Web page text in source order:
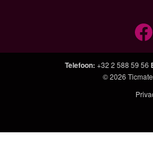
Telefoon: +32 2 588 59 56
© 2026